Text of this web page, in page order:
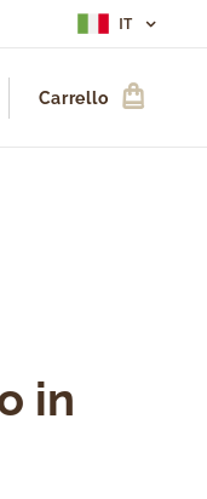
IT
Carrello
in